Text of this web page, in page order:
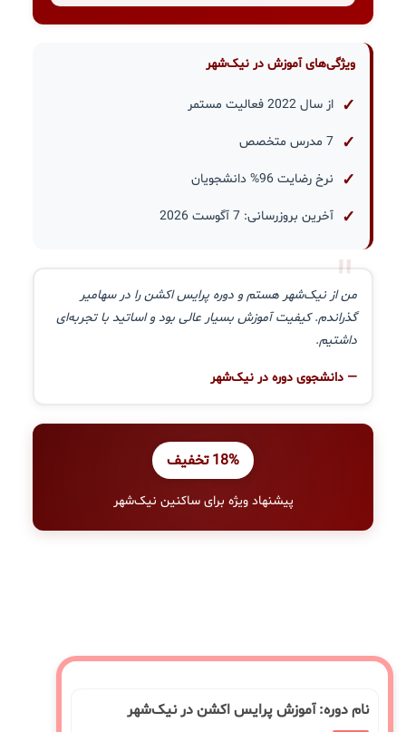
ویژگی‌های آموزش در نیک‌شهر
از سال 2022 فعالیت مستمر
7 مدرس متخصص
نرخ رضایت 96% دانشجویان
آخرین بروزرسانی: 7 آگوست 2026
"
من از نیک‌شهر هستم و دوره پرایس اکشن را در سهامیر
گذراندم. کیفیت آموزش بسیار عالی بود و اساتید با تجربه‌ای
داشتیم.
— دانشجوی دوره در نیک‌شهر
18% تخفیف
پیشنهاد ویژه برای ساکنین نیک‌شهر
نام دوره: آموزش پرایس اکشن در نیک‌شهر